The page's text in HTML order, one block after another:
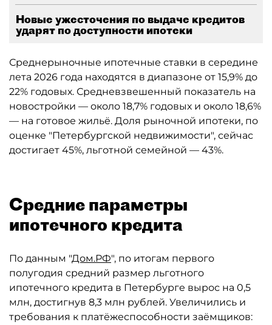
Новые ужесточения по выдаче кредитов
ударят по доступности ипотеки
Среднерыночные ипотечные ставки в середине
лета 2026 года находятся в диапазоне от 15,9% до
22% годовых. Средневзвешенный показатель на
новостройки — около 18,7% годовых и около 18,6%
— на готовое жильё. Доля рыночной ипотеки, по
оценке "Петербургской недвижимости", сейчас
достигает 45%, льготной семейной — 43%.
Средние параметры
ипотечного кредита
По данным "Дом.РФ", по итогам первого
полугодия средний размер льготного
ипотечного кредита в Петербурге вырос на 0,5
млн, достигнув 8,3 млн рублей. Увеличились и
требования к платёжеспособности заёмщиков: